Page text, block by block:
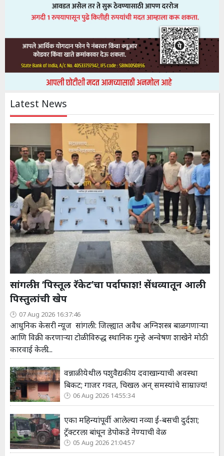
Latest News
सांगलीत ‘पिस्तूल रॅकेट’चा पर्दाफाश! सेंधव्यातून आली
पिस्तुलांची खेप
07 Aug 2026 16:37:46
आधुनिक केसरी न्यूज सांगली : जिल्ह्यात अवैध अग्निशस्त्र बाळगणाऱ्या
आणि विक्री करणाऱ्या टोळीविरुद्ध स्थानिक गुन्हे अन्वेषण शाखेने मोठी
कारवाई केली....
वन्नाळी येथील पशुवैद्यकीय दवाखान्याची अवस्था
बिकट; गाजर गवत, चिखल अन् समस्यांचे साम्राज्य!
06 Aug 2026 14:55:34
एका महिन्यांपूर्वी आलेल्या नव्या ई-बसची दुर्दशा;
ट्रॅक्टरला बांधून डेपोकडे नेण्याची वेळ
05 Aug 2026 21:04:57